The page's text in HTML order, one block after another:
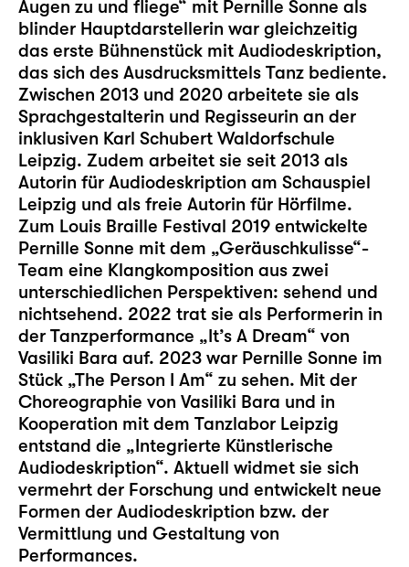
Augen zu und fliege“ mit Pernille Sonne als
blinder Hauptdarstellerin war gleichzeitig
das erste Bühnenstück mit Audiodeskription,
das sich des Ausdrucksmittels Tanz bediente.
Zwischen 2013 und 2020 arbeitete sie als
Sprachgestalterin und Regisseurin an der
inklusiven Karl Schubert Waldorfschule
Leipzig. Zudem arbeitet sie seit 2013 als
Autorin für Audiodeskription am Schauspiel
Leipzig und als freie Autorin für Hörfilme.
Zum Louis Braille Festival 2019 entwickelte
Pernille Sonne mit dem „Geräuschkulisse“-
Team eine Klangkomposition aus zwei
unterschiedlichen Perspektiven: sehend und
nichtsehend. 2022 trat sie als Performerin in
der Tanzperformance „It’s A Dream“ von
Vasiliki Bara auf. 2023 war Pernille Sonne im
Stück „The Person I Am“ zu sehen. Mit der
Choreographie von Vasiliki Bara und in
Kooperation mit dem Tanzlabor Leipzig
entstand die „Integrierte Künstlerische
Audiodeskription“. Aktuell widmet sie sich
vermehrt der Forschung und entwickelt neue
Formen der Audiodeskription bzw. der
Vermittlung und Gestaltung von
Performances.